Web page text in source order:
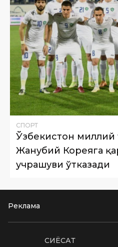
СПОРТ
Ўзбекистон
Жанубий Кореяга
учрашуви ўтказади
Реклама
СИËСАТ